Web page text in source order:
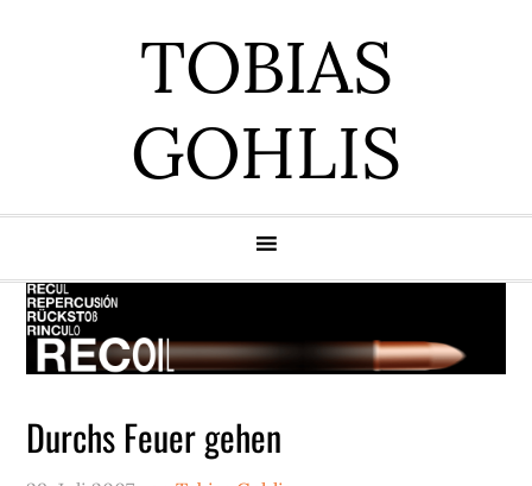
TOBIAS
GOHLIS
Durchs Feuer gehen